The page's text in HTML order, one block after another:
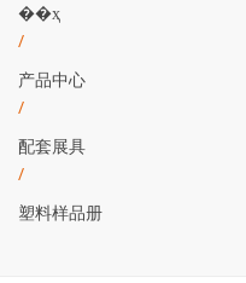
��ҳ
/
产品中心
/
配套展具
/
塑料样品册